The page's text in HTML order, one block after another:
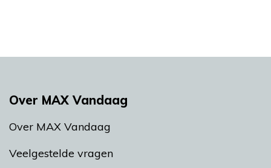
Over MAX Vandaag
Over MAX Vandaag
Veelgestelde vragen